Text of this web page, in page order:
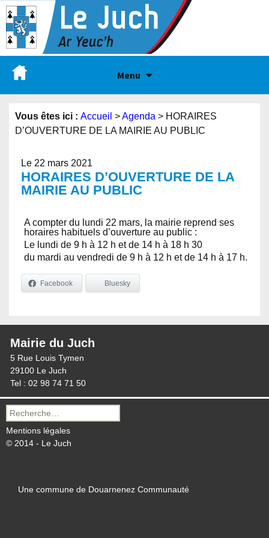
Menu
Vous êtes ici : Accueil >Agenda > HORAIRES
D’OUVERTURE DE LA MAIRIE AU PUBLIC
Le 22 mars 2021
HORAIRES D’OUVERTURE DE LA
MAIRIE AU PUBLIC
A compter du lundi 22 mars, la mairie reprend ses
horaires habituels d’ouverture au public :
Le lundi de 9 h à 12 h et de 14 h à 18 h 30
du mardi au vendredi de 9 h à 12 h et de 14 h à 17 h.
Facebook Bluesky
Mairie du Juch
5 Rue Louis Tymen
29100 Le Juch
Tel : 02 98 74 71 50
Recherche
pour :
Mentions légales
© 2014 - Le Juch
Une commune de Douarnenez Communauté